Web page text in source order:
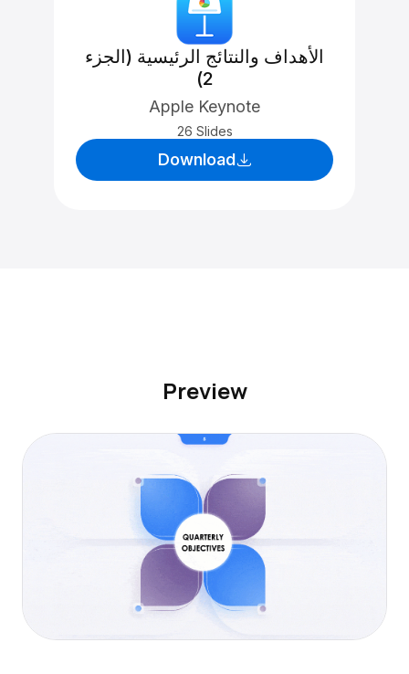
الأهداف والنتائج الرئيسية (الجزء
2)
Apple Keynote
26 Slides
Download
Preview